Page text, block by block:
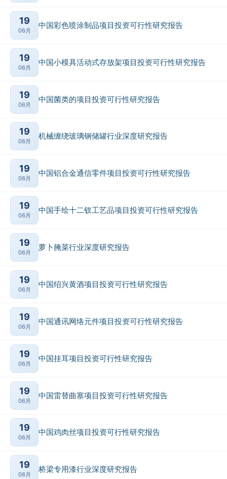
19
06月
中国彩色喷涂制品项目投资可行性研究报告
19
06月
中国小模具活动式存放架项目投资可行性研究报告
19
06月
中国菌类的项目投资可行性研究报告
19
06月
机械缠绕玻璃钢储罐行业深度研究报告
19
06月
中国铝合金通信零件项目投资可行性研究报告
19
06月
中国手绘十二钗工艺品项目投资可行性研究报告
19
06月
萝卜腌菜行业深度研究报告
19
06月
中国绍兴黄酒项目投资可行性研究报告
19
06月
中国通讯网络元件项目投资可行性研究报告
19
06月
中国挂耳项目投资可行性研究报告
19
06月
中国雷替曲塞项目投资可行性研究报告
19
06月
中国鸡肉丝项目投资可行性研究报告
19
06月
桥梁专用漆行业深度研究报告